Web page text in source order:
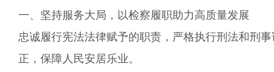
一、坚持服务大局，以检察履职助力高质量发展
忠诚履行宪法法律赋予的职责，严格执行刑法和刑
正，保障人民安居乐业。